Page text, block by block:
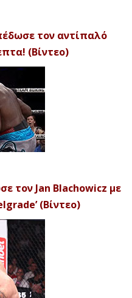
τον αντίπαλό
(Βίντεο)
τον Jan Blachowicz με
(Βίντεο)